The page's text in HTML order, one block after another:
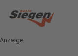
Anzeige